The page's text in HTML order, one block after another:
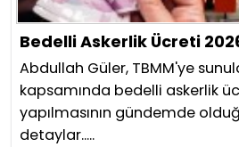
Bedelli Askerlik Ücreti
Abdullah Güler, TBMM'ye
kapsamında bedelli askerlik
yapılmasının gündemde
detaylar.....